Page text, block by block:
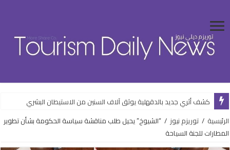
كشف أثري جديد بالدقهلية يوثق آلاف السنين من الاستيطان البشري
الرئيسية / توريزم نيوز / “الشيوخ” يحيل طلب مناقشة سياسة الحكومة بشأن تطوير
المطارات للجنة السياحة